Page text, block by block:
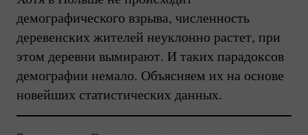
демографического взрыва, численность
деревенских жителей неуклонно растет, при
этом деревни вымирают. И таких парадоксов
демографии немало. Объясняем их на основе
новейших статистических данных.